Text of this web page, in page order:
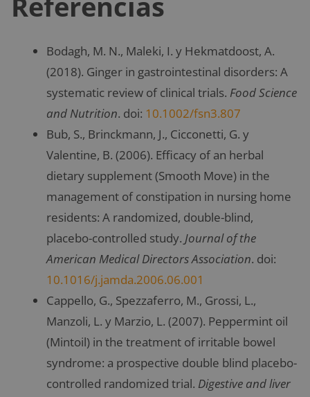
Bodagh, M. N., Maleki, I. y Hekmatdoost, A.
(2018). Ginger in gastrointestinal disorders: A
systematic review of clinical trials. Food Science
and Nutrition. doi: 10.1002/fsn3.807
Bub, S., Brinckmann, J., Cicconetti, G. y
Valentine, B. (2006). Efficacy of an herbal
dietary supplement (Smooth Move) in the
management of constipation in nursing home
residents: A randomized, double-blind,
placebo-controlled study. Journal of the
American Medical Directors Association. doi:
10.1016/j.jamda.2006.06.001
Cappello, G., Spezzaferro, M., Grossi, L.,
Manzoli, L. y Marzio, L. (2007). Peppermint oil
(Mintoil) in the treatment of irritable bowel
syndrome: a prospective double blind placebo-
controlled randomized trial. Digestive and liver